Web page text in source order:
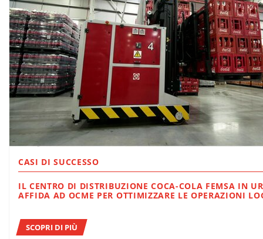
CASI DI SUCCESSO
IL CENTRO DI DISTRIBUZIONE COCA-COLA FEMSA IN
AFFIDA AD OCME PER OTTIMIZZARE LE OPERAZIONI
SCOPRI DI PIÙ